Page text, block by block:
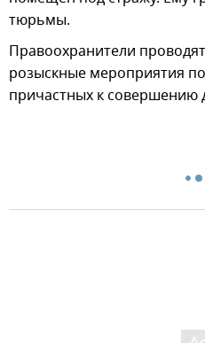
тюрьмы.
Правоохранители
розыскные мероприятия
причастных к совершению